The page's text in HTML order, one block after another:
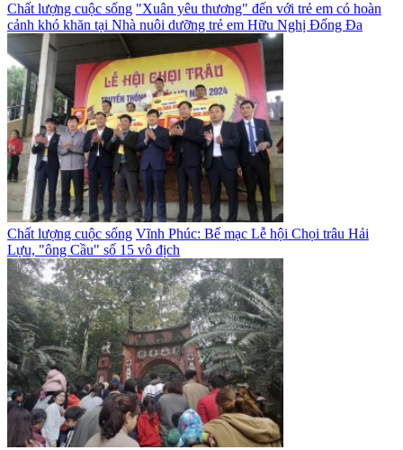
Chất lượng cuộc sống "Xuân yêu thương" đến với trẻ em có hoàn
cảnh khó khăn tại Nhà nuôi dưỡng trẻ em Hữu Nghị Đống Đa
Chất lượng cuộc sống Vĩnh Phúc: Bế mạc Lễ hội Chọi trâu Hải
Lựu, "ông Cầu" số 15 vô địch